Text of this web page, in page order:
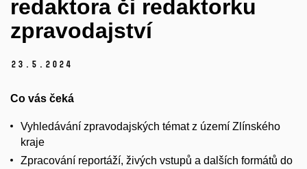
redaktora či redaktorku
zpravodajství
23. 5. 2024
Co vás čeká
Vyhledávání zpravodajských témat z území Zlínského
kraje
Zpracování reportáží, živých vstupů a dalších formátů do